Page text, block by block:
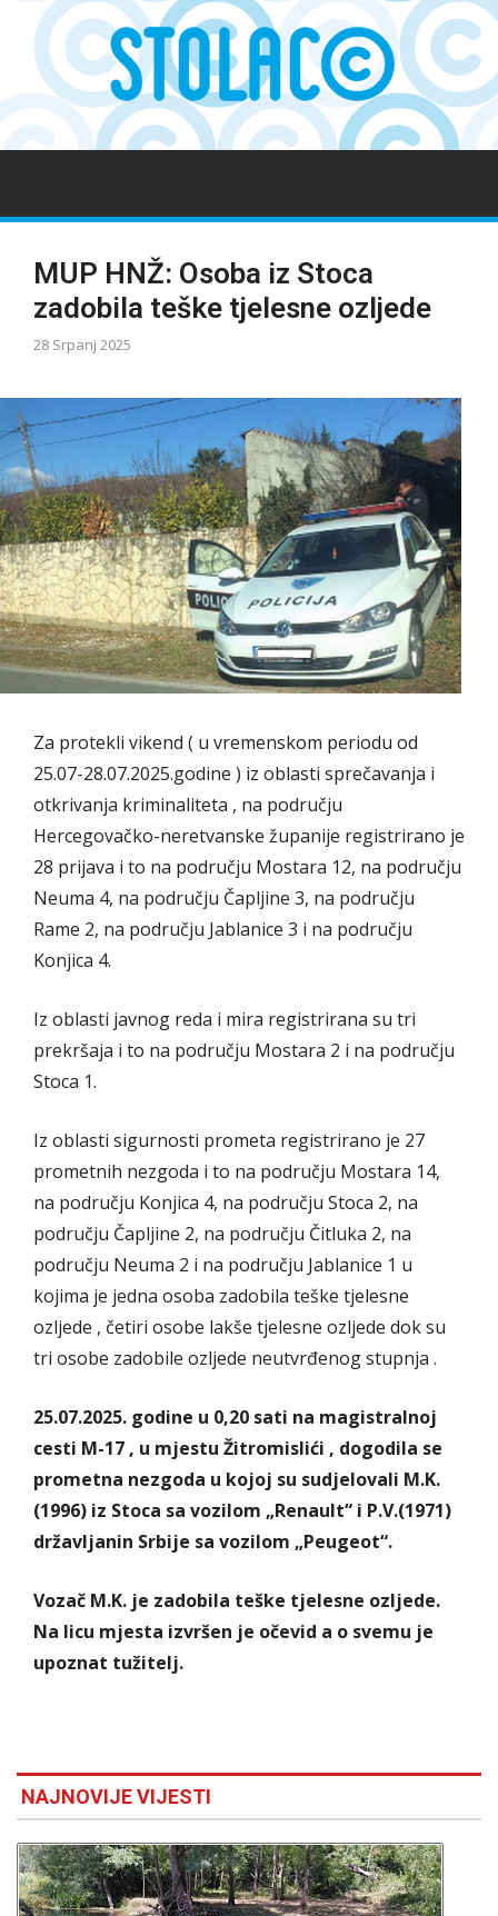
MUP HNŽ: Osoba iz Stoca
zadobila teške tjelesne ozljede
28 Srpanj 2025
Za protekli vikend ( u vremenskom periodu od
25.07-28.07.2025.godine ) iz oblasti sprečavanja i
otkrivanja kriminaliteta , na području
Hercegovačko-neretvanske županije registrirano je
28 prijava i to na području Mostara 12, na području
Neuma 4, na području Čapljine 3, na području
Rame 2, na području Jablanice 3 i na području
Konjica 4.
Iz oblasti javnog reda i mira registrirana su tri
prekršaja i to na području Mostara 2 i na području
Stoca 1.
Iz oblasti sigurnosti prometa registrirano je 27
prometnih nezgoda i to na području Mostara 14,
na području Konjica 4, na području Stoca 2, na
području Čapljine 2, na području Čitluka 2, na
području Neuma 2 i na području Jablanice 1 u
kojima je jedna osoba zadobila teške tjelesne
ozljede , četiri osobe lakše tjelesne ozljede dok su
tri osobe zadobile ozljede neutvrđenog stupnja .
25.07.2025. godine u 0,20 sati na magistralnoj
cesti M-17 , u mjestu Žitromislići , dogodila se
prometna nezgoda u kojoj su sudjelovali M.K.
(1996) iz Stoca sa vozilom „Renault“ i P.V.(1971)
državljanin Srbije sa vozilom „Peugeot“.
Vozač M.K. je zadobila teške tjelesne ozljede.
Na licu mjesta izvršen je očevid a o svemu je
upoznat tužitelj.
NAJNOVIJE VIJESTI